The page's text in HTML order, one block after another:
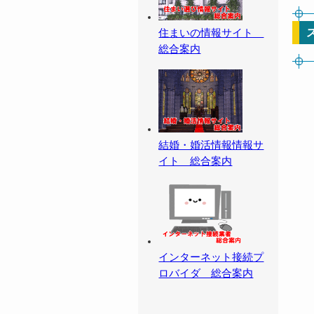
住まいの情報サイト
総合案内
結婚・婚活情報情報サ
イト 総合案内
インターネット接続プ
ロバイダ 総合案内